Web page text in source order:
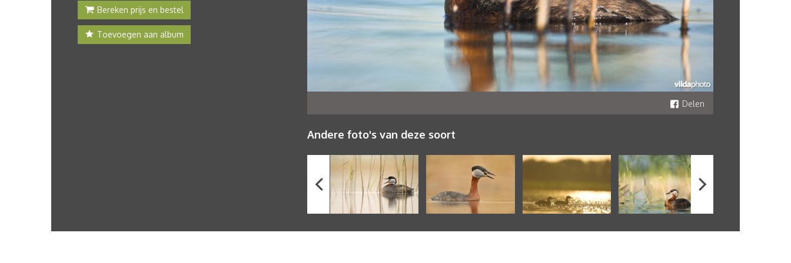
Bereken prijs en bestel
Toevoegen aan album
Delen
Andere foto's van deze soort